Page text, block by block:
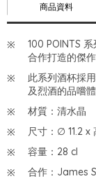
商品資料
100 POINTS
合作打造的傑作
此系列酒杯採
及烈酒的品嚐
材質：清水晶
尺寸：∅ 11.2 x
容量：28 cl
合作：James